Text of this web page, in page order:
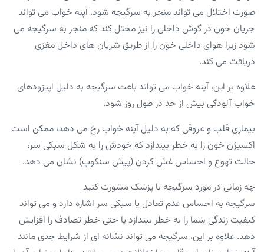
صورت اختلال می تواند منجر به سرگیجه شود. آپنه خواب می تواند
جریان خون در گوش داخلی را نیز مختل کند که منجر به سرگیجه می
شود زیرا هوای داخلی خون را از طریق شریان های داخل مغزی
دریافت می کند.
علاوه بر این، آپنه خواب می تواند باعث سرگیجه به دلیل اپیزودهای
خواب آلودگی بیش از حد در طول روز شود.
بیماری قلب و عروقی که به دلیل آپنه خواب رخ می دهد، ممکن است
اکسیژن خون را به خطر بیندازد که خودش را به شکل سبکی سر،
حالت تهوع و احساس غش کردن (پیش سنکوپ) نشان می دهد.
چه زمانی در مورد سرگیجه با پزشک مشورت کنید
سرگیجه به احساس عدم تعادل یا سبکی سر اشاره دارد و می تواند
کیفیت زندگی شما را به خطر بیندازد یا حتی خطر تصادف را افزایش
دهد. علاوه بر این، سرگیجه می تواند نشانه ای از شرایط جدی مانند